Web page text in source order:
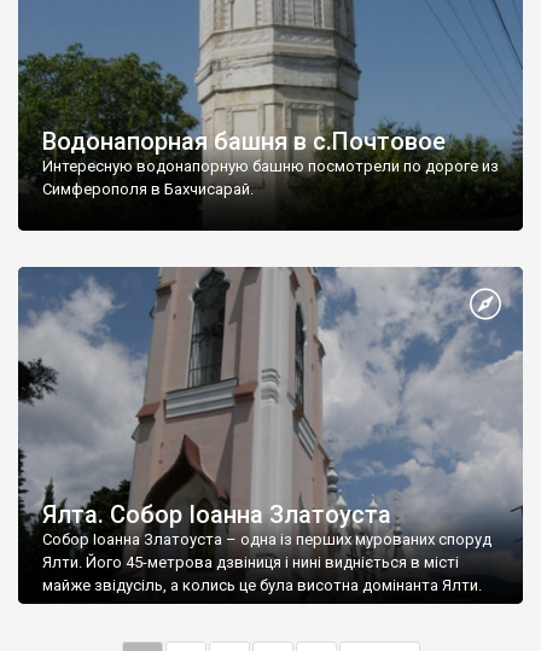
Водонапорная башня в с.Почтовое
Интересную водонапорную башню посмотрели по дороге из
Симферополя в Бахчисарай.
Ялта. Собор Іоанна Златоуста
Собор Іоанна Златоуста – одна із перших мурованих споруд
Ялти. Його 45-метрова дзвіниця і нині видніється в місті
майже звідусіль, а колись це була висотна домінанта Ялти.